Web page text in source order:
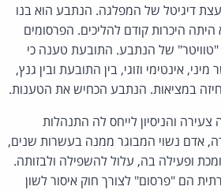
דיגיטל של המפלגה. הנתבע הוא בנו
היכרות קודם להליכים. הפרסומים
של הנתבע. התובעת טענה כי
אינטימי וזוגי, בין התובעת ובין גנץ,
במציאות. הנתבע הכחיש את הטענות.
והניסיון לייחס לה התנהלות
אדם נשוי המבוגר ממנה בעשרות שנים,
ופעילה בה, עלול להשפילה ולבזותה.
הם "פרסום" לצורך חוק איסור לשון